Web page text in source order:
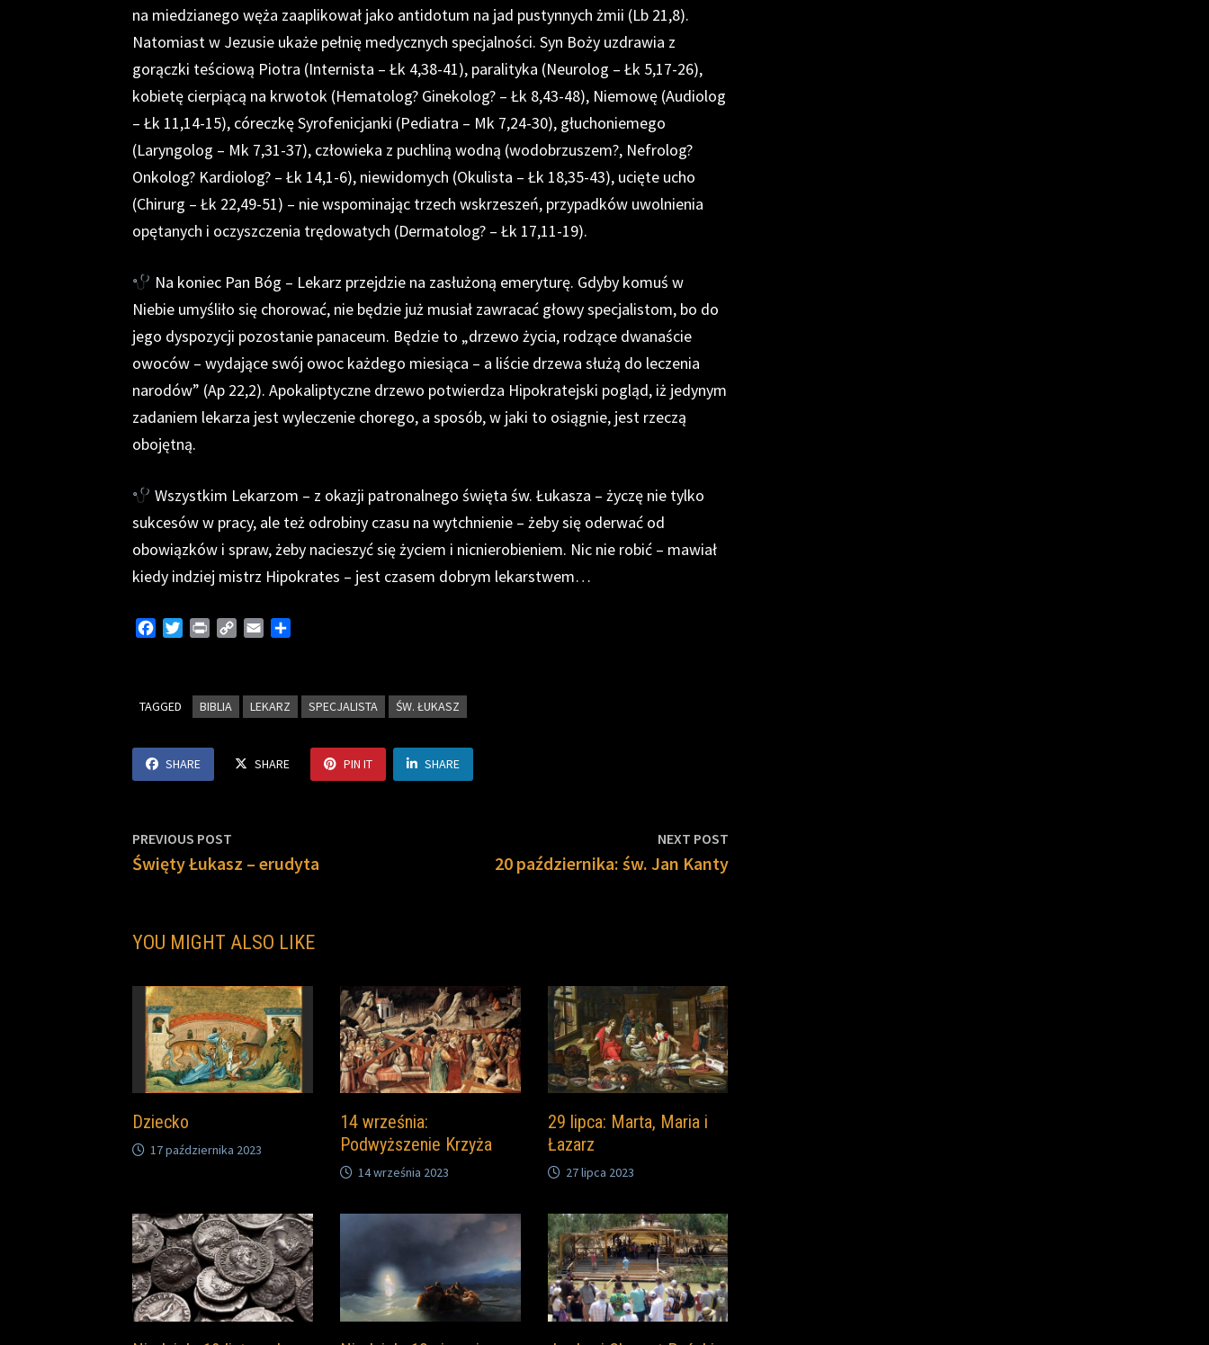
na miedzianego węża zaaplikował jako antidotum na jad pustynnych żmii (Lb 21,8).
Natomiast w Jezusie ukaże pełnię medycznych specjalności. Syn Boży uzdrawia z
gorączki teściową Piotra (Internista – Łk 4,38-41), paralityka (Neurolog – Łk 5,17-26),
kobietę cierpiącą na krwotok (Hematolog? Ginekolog? – Łk 8,43-48), Niemowę (Audiolog
– Łk 11,14-15), córeczkę Syrofenicjanki (Pediatra – Mk 7,24-30), głuchoniemego
(Laryngolog – Mk 7,31-37), człowieka z puchliną wodną (wodobrzuszem?, Nefrolog?
Onkolog? Kardiolog? – Łk 14,1-6), niewidomych (Okulista – Łk 18,35-43), ucięte ucho
(Chirurg – Łk 22,49-51) – nie wspominając trzech wskrzeszeń, przypadków uwolnienia
opętanych i oczyszczenia trędowatych (Dermatolog? – Łk 17,11-19).
Na koniec Pan Bóg – Lekarz przejdzie na zasłużoną emeryturę. Gdyby komuś w
Niebie umyśliło się chorować, nie będzie już musiał zawracać głowy specjalistom, bo do
jego dyspozycji pozostanie panaceum. Będzie to „drzewo życia, rodzące dwanaście
owoców – wydające swój owoc każdego miesiąca – a liście drzewa służą do leczenia
narodów” (Ap 22,2). Apokaliptyczne drzewo potwierdza Hipokratejski pogląd, iż jedynym
zadaniem lekarza jest wyleczenie chorego, a sposób, w jaki to osiągnie, jest rzeczą
obojętną.
Wszystkim Lekarzom – z okazji patronalnego święta św. Łukasza – życzę nie tylko
sukcesów w pracy, ale też odrobiny czasu na wytchnienie – żeby się oderwać od
obowiązków i spraw, żeby nacieszyć się życiem i nicnierobieniem. Nic nie robić – mawiał
kiedy indziej mistrz Hipokrates – jest czasem dobrym lekarstwem…
b
o
k
r
t
k
l
TAGGED BIBLIA LEKARZ SPECJALISTA ŚW. ŁUKASZ
SHARE SHARE PIN IT SHARE
Nawigacja
wpisu
PREVIOUS POST
post:
Święty Łukasz – erudyta
NEXT POSTNext
post:
20 października: św. Jan Kanty
YOU MIGHT ALSO LIKE
Dziecko
17 października 2023
14 września:
Podwyższenie Krzyża
14 września 2023
29 lipca: Marta, Maria i
Łazarz
27 lipca 2023